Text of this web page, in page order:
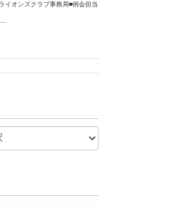
イオンズクラブ事務局■例会担当
…